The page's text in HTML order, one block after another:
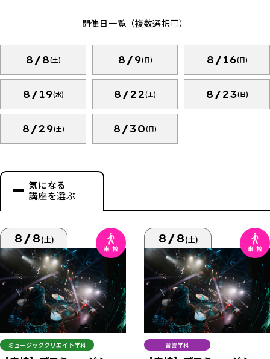
開催日一覧（複数選択可）
8/8(土) 8/9(日) 8/16(日)
8/19(水) 8/22(土) 8/23(日)
8/29(土) 8/30(日)
気になる
講座を選ぶ
8/8(土)
ミュージッククリエイト学科
8/8(土)
音響学科